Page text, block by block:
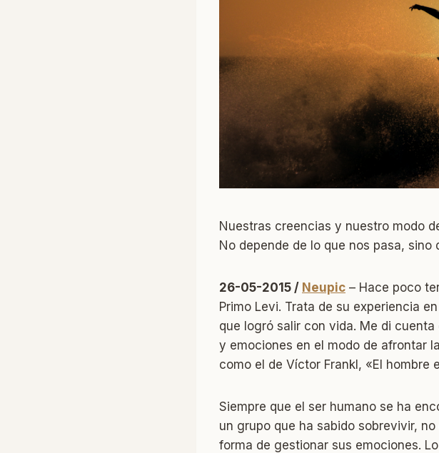
Nuestras creencias y nuestro modo
No depende de lo que nos pasa,
26-05-2015 / Neupic – Hace poco
Primo Levi. Trata de su experiencia
que logró salir con vida. Me di
y emociones en el modo de afrontar
como el de Víctor Frankl, «El hombre
Siempre que el ser humano se ha
un grupo que ha sabido sobrevivir,
forma de gestionar sus emociones.